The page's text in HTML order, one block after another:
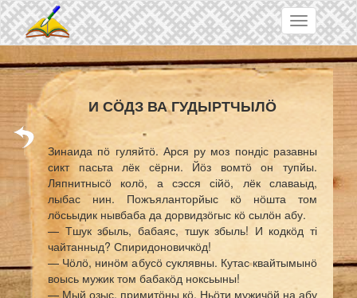
Skip to main content
Toggle
navigation
И СӦДЗ ВА ГУДЫРТЧЫЛӦ
Зинаида пӧ гуляйтӧ. Арся ру моз пондіс разавны
сикт пасьта лёк сёрни. Йӧз вомтӧ он тупйы.
Ляпнитнысӧ колӧ, а сэсся сійӧ, лёк славаыд,
лыбас нин. Пожъяланторйыс кӧ нӧшта том
лӧсьыдик нывбаба да дорвидзӧгыс кӧ сылӧн абу.
— Тшук збыль, бабаяс, тшук збыль! И кодкӧд ті
чайтанныд? Спиридоновичкӧд!
— Чӧлӧ, нинӧм абусӧ суклявны. Кутас квайтымынӧ
воысь мужик том бабакӧд ноксьыны!
— Мый озыс, примитӧны кӧ. Ньӧти мужичӧй на абу